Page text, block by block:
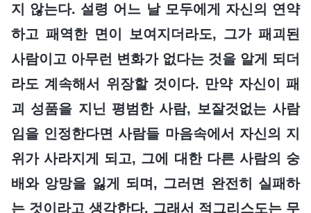
지 않는다. 설령 어느 날 모두에게 자신의 연약
하고 패역한 면이 보여지더라도, 그가 패괴된
사람이고 아무런 변화가 없다는 것을 알게 되더
라도 계속해서 위장할 것이다. 만약 자신이 패
괴 성품을 지닌 평범한 사람, 보잘것없는 사람
임을 인정한다면 사람들 마음속에서 자신의 지
위가 사라지게 되고, 그에 대한 다른 사람의 숭
배와 앙망을 잃게 되며, 그러면 완전히 실패하
는 것이라고 생각한다. 그래서 적그리스도는 무